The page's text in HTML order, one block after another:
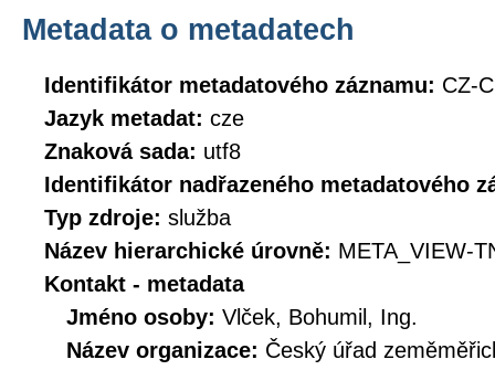
Metadata o metadatech
Identifikátor metadatového záznamu: CZ-
Jazyk metadat: cze
Znaková sada: utf8
Identifikátor nadřazeného metadatového
Typ zdroje: služba
Název hierarchické úrovně: META_VIEW-
Kontakt - metadata
Jméno osoby: Vlček, Bohumil, Ing.
Název organizace: Český úřad